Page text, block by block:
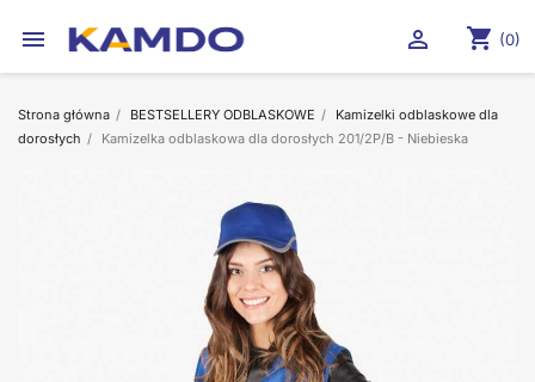
 shopping_cart (0)

Strona główna BESTSELLERY ODBLASKOWE
Kamizelki odblaskowe dla
dorosłych
Kamizelka odblaskowa dla dorosłych 201/2P/B - Niebieska